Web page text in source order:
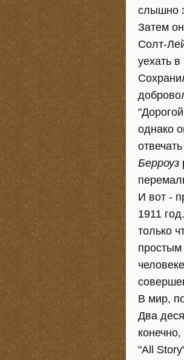
слышно
Затем
Солт-
уехать
однако
Берроуз
И вот -
1911
только
простым
В мир,
Два
"All